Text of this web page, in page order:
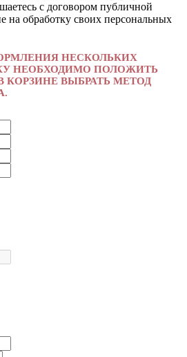
с договором публичной
на обработку своих персональных
НЕСКОЛЬКИХ
НЕОБХОДИМО ПОЛОЖИТЬ
КОРЗИНЕ ВЫБРАТЬ МЕТОД